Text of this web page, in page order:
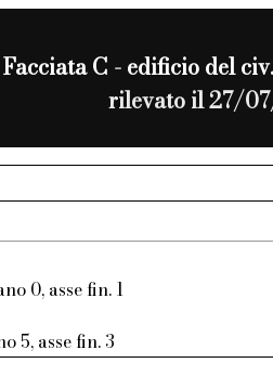
Facciata C - edificio del
rilevato il 27/
0, asse fin. 1
5, asse fin. 3